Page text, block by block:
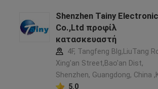
Shenzhen Tainy Electronic
Co.,Ltd προφίλ
κατασκευαστή
4F, Tangfeng Blg,LiuTang
Xing'an Street,Bao'an Dist,
Shenzhen, Guangdong, China
5.0